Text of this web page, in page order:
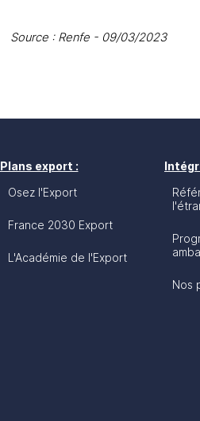
Source : Renfe - 09/03/2023
Plans export :
Osez l'Export
France 2030 Export
L'Académie de l'Export
Nos